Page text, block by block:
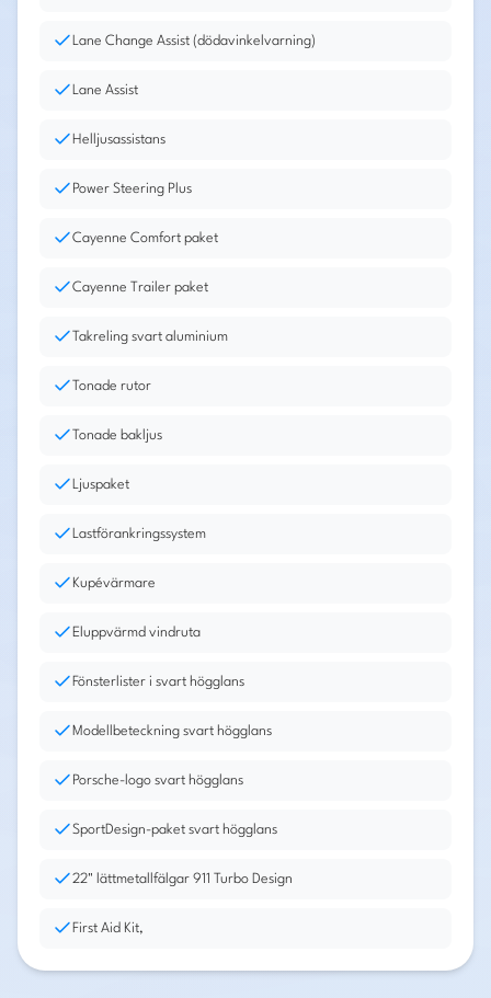
Lane Change Assist (dödavinkelvarning)
Lane Assist
Helljusassistans
Power Steering Plus
Cayenne Comfort paket
Cayenne Trailer paket
Takreling svart aluminium
Tonade rutor
Tonade bakljus
Ljuspaket
Lastförankringssystem
Kupévärmare
Eluppvärmd vindruta
Fönsterlister i svart högglans
Modellbeteckning svart högglans
Porsche-logo svart högglans
SportDesign-paket svart högglans
22" lättmetallfälgar 911 Turbo Design
First Aid Kit,